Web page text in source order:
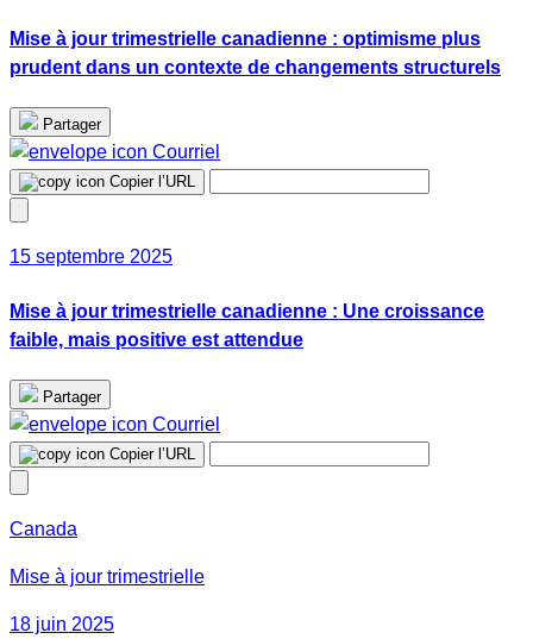
Mise à jour trimestrielle canadienne : optimisme plus
prudent dans un contexte de changements structurels
Partager
Courriel
Copier l’URL
15 septembre 2025
Mise à jour trimestrielle canadienne : Une croissance
faible, mais positive est attendue
Partager
Courriel
Copier l’URL
Canada
Mise à jour trimestrielle
18 juin 2025